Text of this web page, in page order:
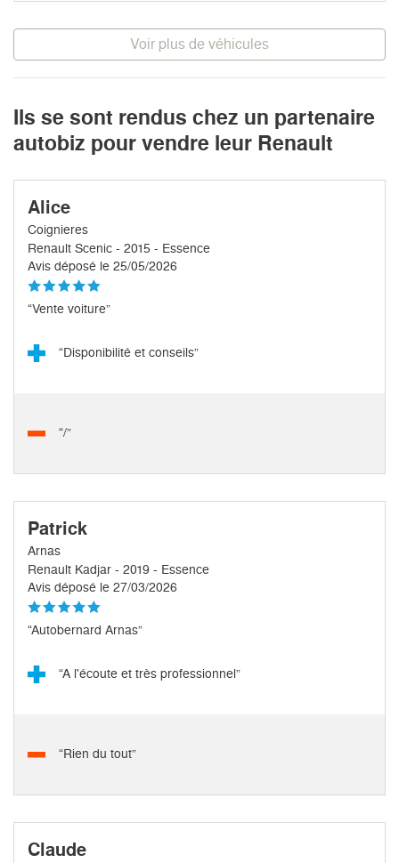
Voir plus de véhicules
Ils se sont rendus chez un partenaire
autobiz pour vendre leur Renault
Alice
Coignieres
Renault Scenic - 2015 - Essence
Avis déposé le 25/05/2026
“Vente voiture”
“Disponibilité et conseils”
“/”
Patrick
Arnas
Renault Kadjar - 2019 - Essence
Avis déposé le 27/03/2026
“Autobernard Arnas”
“A l'écoute et très professionnel”
“Rien du tout”
Claude